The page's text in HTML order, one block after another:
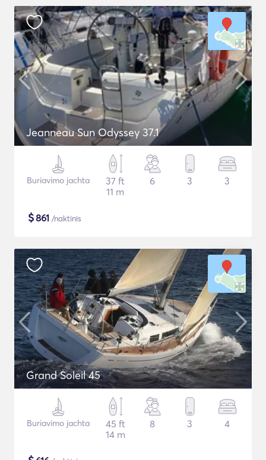
Jeanneau Sun Odyssey 37.1
Buriavimo jachta
37 ft
11 m
6 3 3
$861 /naktinis
Grand Soleil 45
Buriavimo jachta
45 ft
14 m
8 3 4